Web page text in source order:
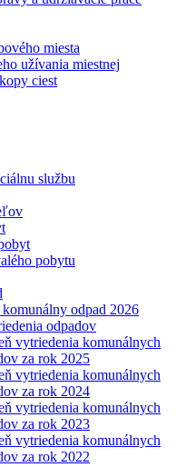
miesta
užívania miestnej
ciest
službu
pobytu
odpad 2026
odpadov
vytriedenia komunálnych
za rok 2025
vytriedenia komunálnych
za rok 2024
vytriedenia komunálnych
za rok 2023
vytriedenia komunálnych
za rok 2022